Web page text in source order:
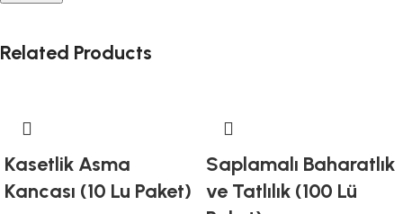
Related Products
Kasetlik Asma
Kancası (10 Lu Paket)
Saplamalı Baharatlık
ve Tatlılık (100 Lü